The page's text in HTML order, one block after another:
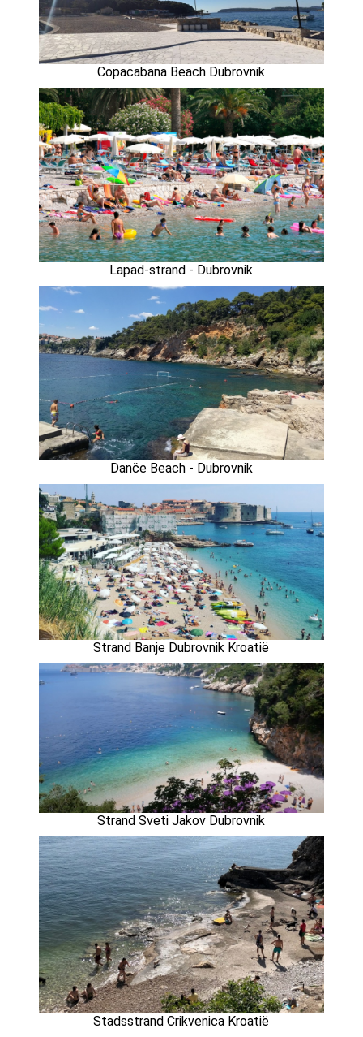
Copacabana Beach Dubrovnik
Lapad-strand - Dubrovnik
Danče Beach - Dubrovnik
Strand Banje Dubrovnik Kroatië
Strand Sveti Jakov Dubrovnik
Stadsstrand Crikvenica Kroatië